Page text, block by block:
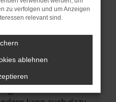
zu beheben.
dem neuesten Stand
nicht nur ein
zu verfolgen und um Anzeigen
relevant sind.
ablehnen